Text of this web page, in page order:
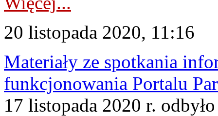
20 listopada 2020, 11:16
Materiały ze spotkania
funkcjonowania Portalu
17 listopada 2020 r.